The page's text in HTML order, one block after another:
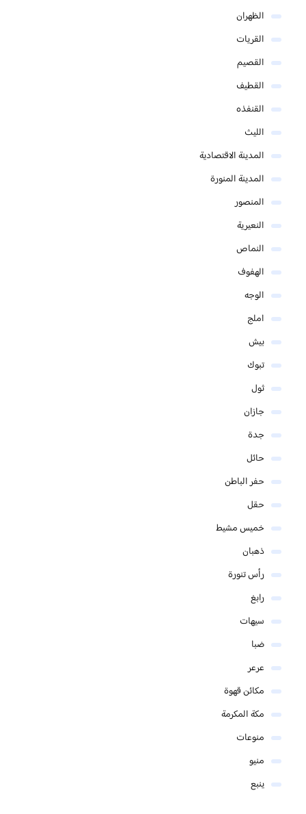
الظهران
القريات
القصيم
القطيف
القنفذه
الليث
المدينة الاقتصادية
المدينة المنورة
المنصور
النعيرية
النماص
الهفوف
الوجه
املج
بيش
تبوك
ثول
جازان
جدة
حائل
حفر الباطن
حقل
خميس مشيط
ذهبان
رأس تنورة
رابغ
سيهات
ضبا
عرعر
مكائن قهوة
مكة المكرمة
منوعات
منيو
ينبع